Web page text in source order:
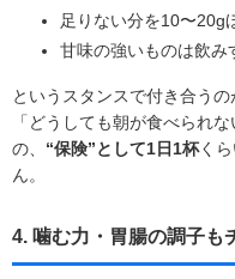
足りない分を10〜20g
甘味の強いものは飲み
というスタンスで付き合うの
「どうしても朝が食べられ
の、 “保険”として1日1杯く
ん。
4. 噛む力・胃腸の調子も